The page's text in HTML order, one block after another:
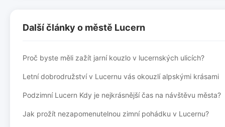
Další články o městě Lucern
Proč byste měli zažít jarní kouzlo v lucernských ulicích?
Letní dobrodružství v Lucernu vás okouzlí alpskými krásami
Podzimní Lucern Kdy je nejkrásnější čas na návštěvu města?
Jak prožít nezapomenutelnou zimní pohádku v Lucernu?